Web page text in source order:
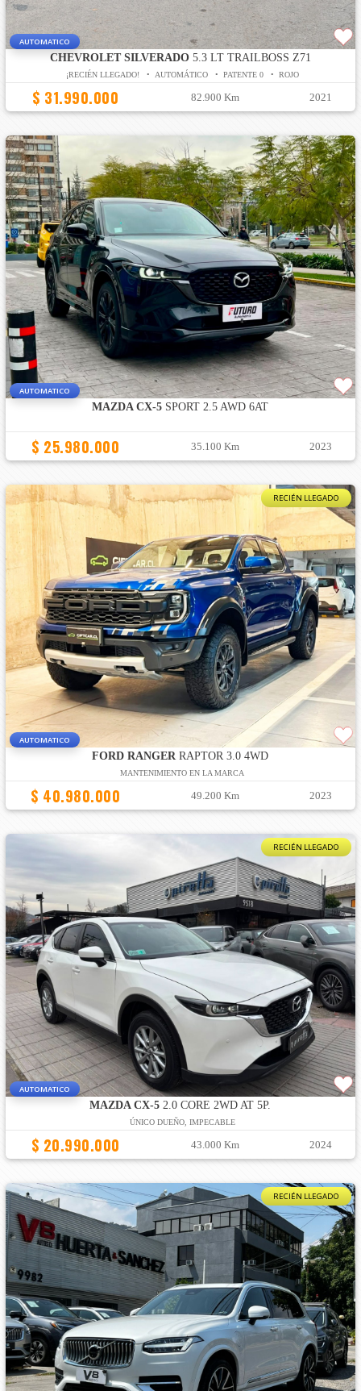
AUTOMATICO
CHEVROLET SILVERADO5.3 LT TRAILBOSS Z71
¡RECIÉN LLEGADO! • AUTOMÁTICO • PATENTE 0 • ROJO
$ 31.990.000 82.900 Km 2021
AUTOMATICO
MAZDA CX-5 SPORT 2.5 AWD 6AT
$ 25.980.000 35.100 Km 2023
RECIÉN LLEGADO
AUTOMATICO
FORD RANGER RAPTOR 3.0 4WD
MANTENIMIENTO EN LA MARCA
$ 40.980.000 49.200 Km 2023
RECIÉN LLEGADO
AUTOMATICO
MAZDA CX-5 2.0 CORE 2WD AT 5P.
ÚNICO DUEÑO, IMPECABLE
$ 20.990.000 43.000 Km 2024
RECIÉN LLEGADO